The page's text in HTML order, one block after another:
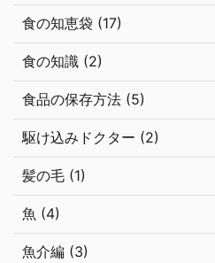
食の知恵袋 (17)
食の知識 (2)
食品の保存方法 (5)
駆け込みドクター (2)
髪の毛 (1)
魚 (4)
魚介編 (3)